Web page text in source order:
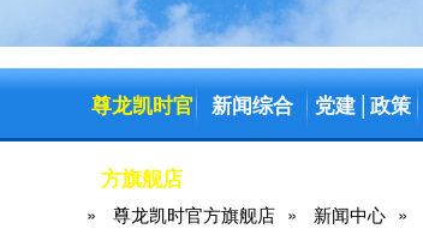
尊龙凯时官
方旗舰店
新闻综合 党建 政策
» 尊龙凯时官方旗舰店 » 新闻中心 »